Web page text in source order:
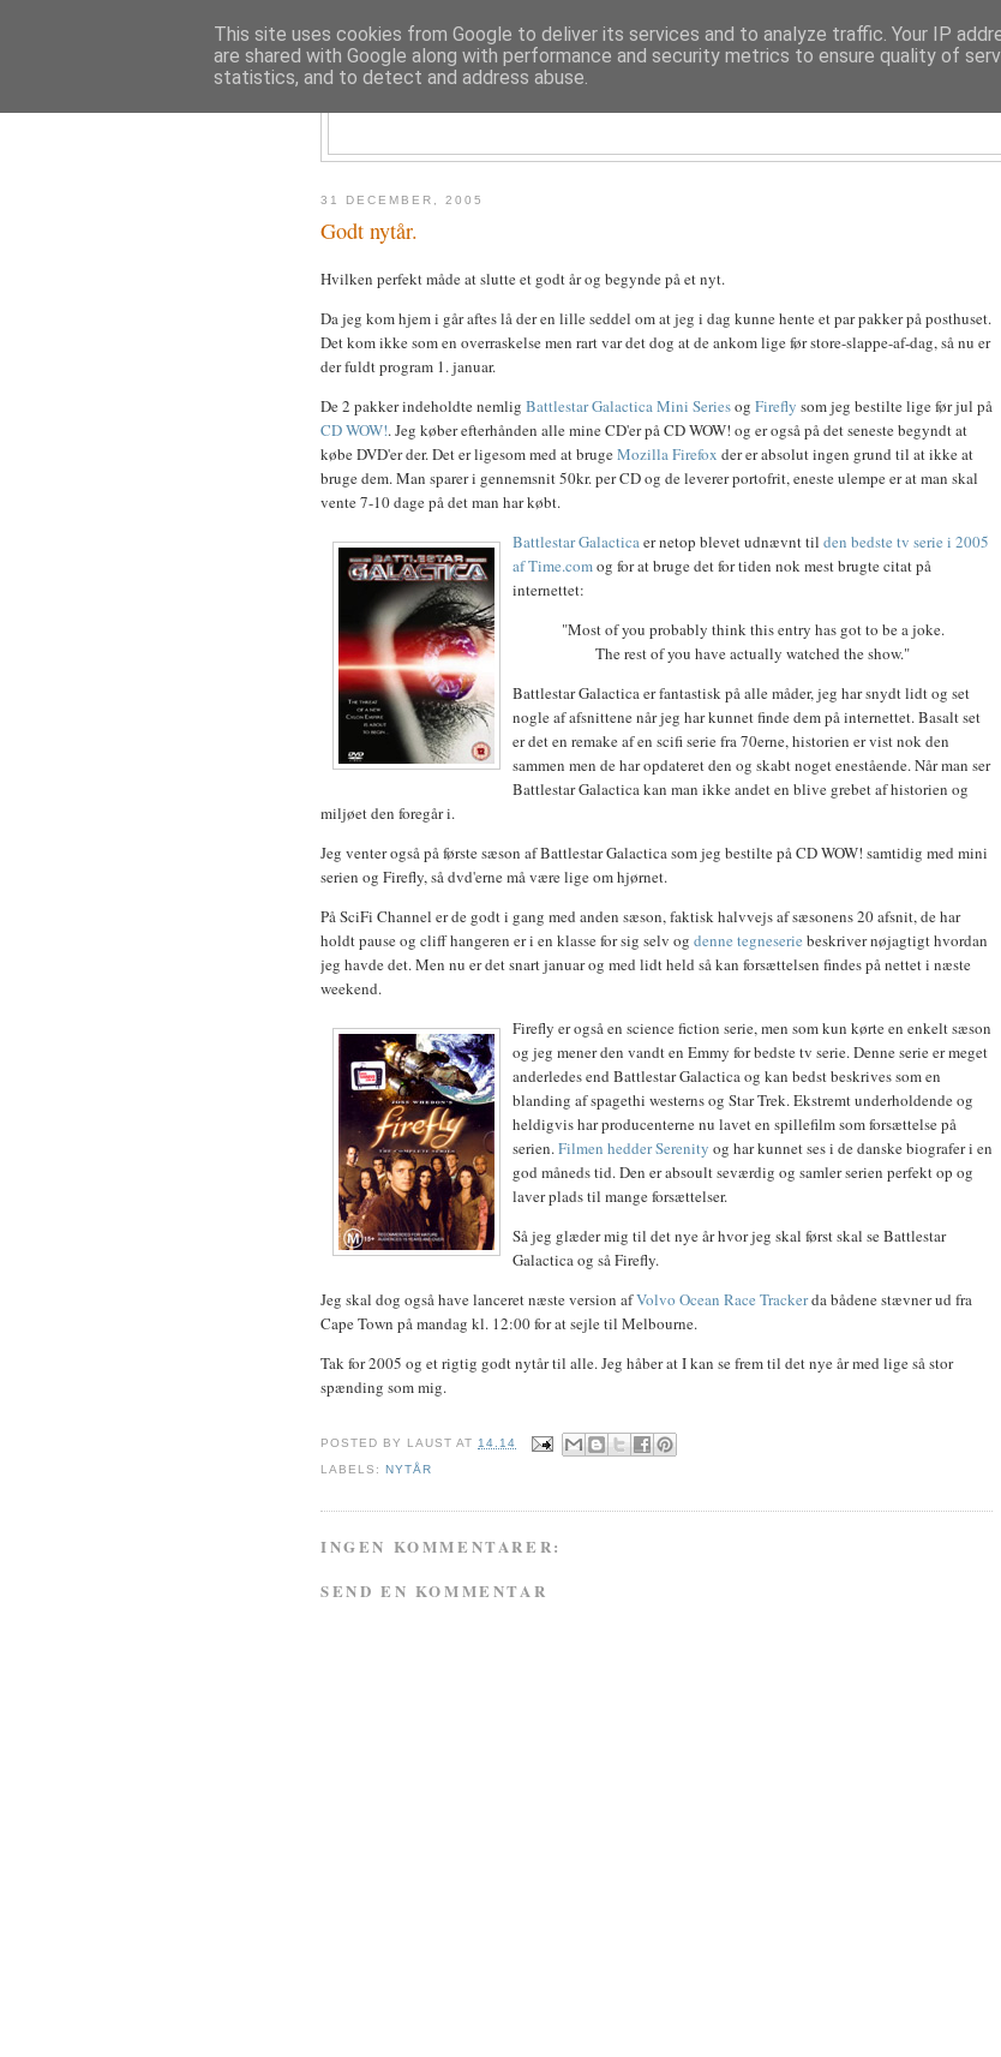
31 DECEMBER, 2005
Godt nytår.
Hvilken perfekt måde at slutte et godt år og begynde på et nyt.
Da jeg kom hjem i går aftes lå der en lille seddel om at jeg i dag kunne hente et par pakker på posthuset.
Det kom ikke som en overraskelse men rart var det dog at de ankom lige før store-slappe-af-dag, så nu er
der fuldt program 1. januar.
De 2 pakker indeholdte nemlig Battlestar Galactica Mini Seriesog Firefly som jeg bestilte lige før jul på
CD WOW!. Jeg køber efterhånden alle mine CD'er på CD WOW! og er også på det seneste begyndt at
købe DVD'er der. Det er ligesom med at brugeMozilla Firefox der er absolut ingen grund til at ikke at
bruge dem. Man sparer i gennemsnit 50kr. per CD og de leverer portofrit, eneste ulempe er at man skal
vente 7-10 dage på det man har købt.
Battlestar Galacticaer netop blevet udnævnt til den bedste tv serie i 2005
af Time.comog for at bruge det for tiden nok mest brugte citat på
internettet:
"Most of you probably think this entry has got to be a joke.
The rest of you have actually watched the show."
Battlestar Galactica er fantastisk på alle måder, jeg har snydt lidt og set
nogle af afsnittene når jeg har kunnet finde dem på internettet. Basalt set
er det en remake af en scifi serie fra 70erne, historien er vist nok den
sammen men de har opdateret den og skabt noget enestående. Når man ser
Battlestar Galactica kan man ikke andet en blive grebet af historien og
miljøet den foregår i.
Jeg venter også på første sæson af Battlestar Galactica som jeg bestilte på CD WOW! samtidig med mini
serien og Firefly, så dvd'erne må være lige om hjørnet.
På SciFi Channel er de godt i gang med anden sæson, faktisk halvvejs af sæsonens 20 afsnit, de har
holdt pause og cliff hangeren er i en klasse for sig selv og denne tegneserie beskriver nøjagtigt hvordan
jeg havde det. Men nu er det snart januar og med lidt held så kan forsættelsen findes på nettet i næste
weekend.
Firefly er også en science fiction serie, men som kun kørte en enkelt sæson
og jeg mener den vandt en Emmy for bedste tv serie. Denne serie er meget
anderledes end Battlestar Galactica og kan bedst beskrives som en
blanding af spagethi westerns og Star Trek. Ekstremt underholdende og
heldigvis har producenterne nu lavet en spillefilm som forsættelse på
serien.Filmen hedder Serenity og har kunnet ses i de danske biografer i en
god måneds tid. Den er absoult seværdig og samler serien perfekt op og
laver plads til mange forsættelser.
Så jeg glæder mig til det nye år hvor jeg skal først skal se Battlestar
Galactica og så Firefly.
Jeg skal dog også have lanceret næste version afVolvo Ocean Race Trackerda bådene stævner ud fra
Cape Town på mandag kl. 12:00 for at sejle til Melbourne.
Tak for 2005 og et rigtig godt nytår til alle. Jeg håber at I kan se frem til det nye år med lige så stor
spænding som mig.
POSTED BY LAUST AT 14.14
LABELS:NYTÅR
INGEN KOMMENTARER:
SEND EN KOMMENTAR
This site uses cookies from Google to deliver its services and to analyze traffic. Your IP
are shared with Google along with performance and security metrics to ensure quality of
statistics, and to detect and address abuse.